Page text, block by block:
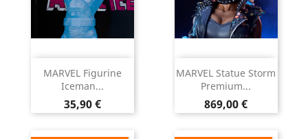
MARVEL Figurine
Iceman...
Prix
35,90 €
MARVEL Statue Storm
Premium...
Prix
869,00 €